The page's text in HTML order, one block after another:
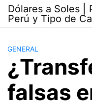
Saltar
contenido
Dólares a Soles |
Perú y Tipo de
GENERAL
falsas